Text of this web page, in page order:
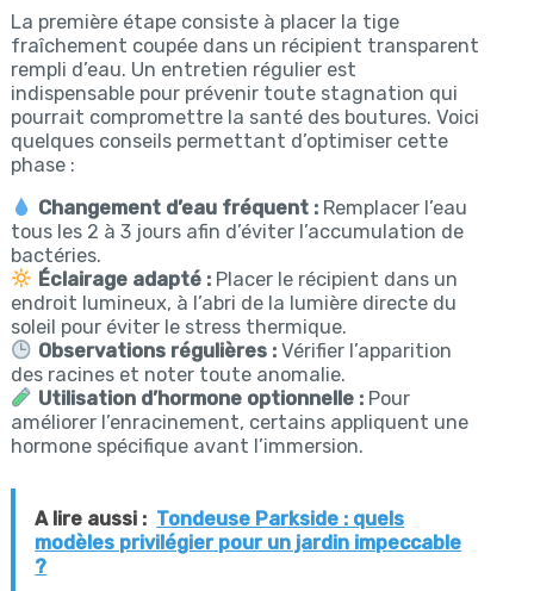
La première étape consiste à placer la tige
fraîchement coupée dans un récipient transparent
rempli d’eau. Un entretien régulier est
indispensable pour prévenir toute stagnation qui
pourrait compromettre la santé des boutures. Voici
quelques conseils permettant d’optimiser cette
phase :
Changement d’eau fréquent :Remplacer l’eau
tous les 2 à 3 jours afin d’éviter l’accumulation de
bactéries.
Éclairage adapté :Placer le récipient dans un
endroit lumineux, à l’abri de la lumière directe du
soleil pour éviter le stress thermique.
Observations régulières :Vérifier l’apparition
des racines et noter toute anomalie.
Utilisation d’hormone optionnelle :Pour
améliorer l’enracinement, certains appliquent une
hormone spécifique avant l’immersion.
A lire aussi : Tondeuse Parkside : quels
modèles privilégier pour un jardin impeccable
?